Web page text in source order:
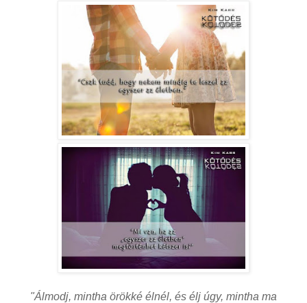
"Álmodj, mintha örökké élnél, és élj úgy, mintha ma